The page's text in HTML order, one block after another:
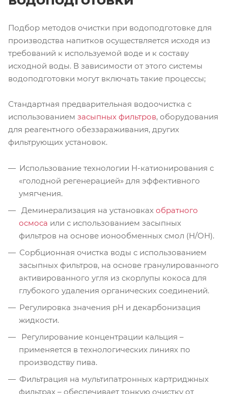
Подбор методов очистки при водоподготовке для
производства напитков осуществляется исходя из
требований к используемой воде и к составу
исходной воды. В зависимости от этого системы
водоподготовки могут включать такие процессы;
Стандартная предварительная водоочистка с
использованием засыпных фильтров, оборудования
для реагентного обеззараживания, других
фильтрующих установок.
Использование технологии Н-катионирования с
«голодной регенерацией» для эффективного
умягчения.
Деминерализация на установках обратного
осмоса или с использованием засыпных
фильтров на основе ионообменных смол (Н/ОН).
Сорбционная очистка воды с использованием
засыпных фильтров, на основе гранулированного
активированного угля из скорлупы кокоса для
глубокого удаления органических соединений.
Регулировка значения pH и декарбонизация
жидкости.
Регулирование концентрации кальция –
применяется в технологических линиях по
производству пива.
Фильтрация на мультипатронных картриджных
фильтрах – обеспечивает тонкую очистку от